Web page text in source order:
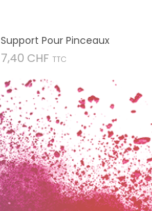
Support Pour Pinceaux
7,40 CHF Prix
TTC